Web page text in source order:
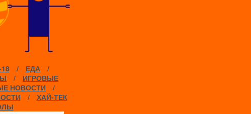
/ ЕДА
/
/
ИГРОВЫЕ
НОВОСТИ
/
/
ХАЙ-ТЕК